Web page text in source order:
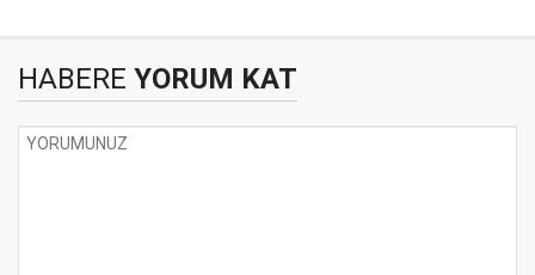
HABERE YORUM KAT